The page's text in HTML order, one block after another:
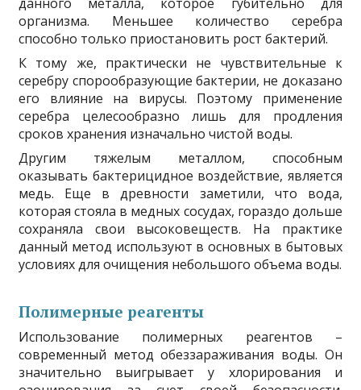
организма. Меньшее количество серебра
способно только приостановить рост бактерий.
К тому же, практически не чувствительные к
серебру спорообразующие бактерии, не доказано
его влияние на вирусы. Поэтому применение
серебра целесообразно лишь для продления
сроков хранения изначально чистой воды.
Другим тяжелым металлом, способным
оказывать бактерицидное воздействие, является
медь. Еще в древности заметили, что вода,
которая стояла в медных сосудах, гораздо дольше
сохраняла свои высоковеществ. На практике
данный метод используют в основных в бытовых
условиях для очищения небольшого объема воды.
Полимерные реагенты
Использование полимерных реагентов –
современный метод обеззараживания воды. Он
значительно выигрывает у хлорирования и